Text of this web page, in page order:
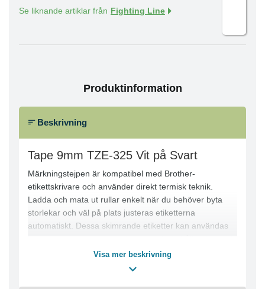
Se liknande artiklar från Fighting Line
Produktinformation
Beskrivning
Tape 9mm TZE-325 Vit på Svart
Märkningstejpen är kompatibel med Brother-
etikettskrivare och använder direkt termisk teknik.
Ladda och mata ut rullar enkelt när du behöver byta
storlekar och väl på plats justeras etiketterna
automatiskt. Dessa skimrande etiketter kan användas
passar bäst för plana och jämna ytor. Utformade för
Visa mer beskrivning